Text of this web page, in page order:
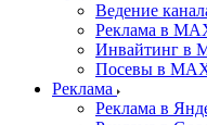
Ведение
Реклама в
Инвайтинг в
Посевы в
Реклама
Реклама в